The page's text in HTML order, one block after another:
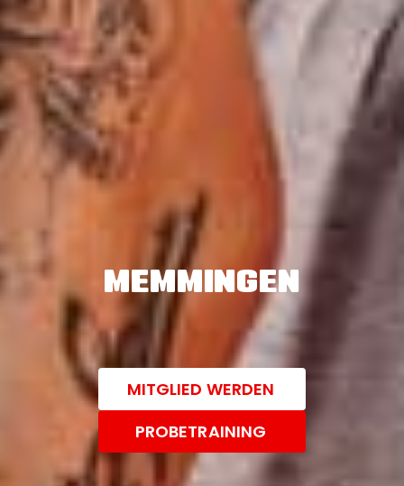
MEMMINGEN
MITGLIED WERDEN
PROBETRAINING